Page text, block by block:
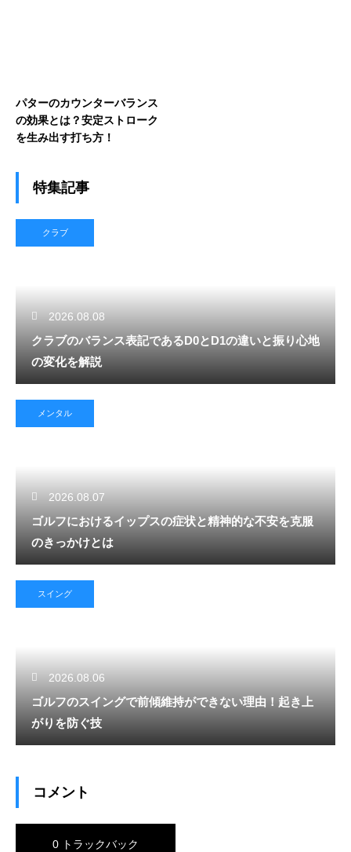
パターのカウンターバランス
の効果とは？安定ストローク
を生み出す打ち方！
特集記事
クラブ
2026.08.08
クラブのバランス表記であるD0とD1の違いと振り心地
の変化を解説
メンタル
2026.08.07
ゴルフにおけるイップスの症状と精神的な不安を克服
のきっかけとは
スイング
2026.08.06
ゴルフのスイングで前傾維持ができない理由！起き上
がりを防ぐ技
コメント
0 トラックバック